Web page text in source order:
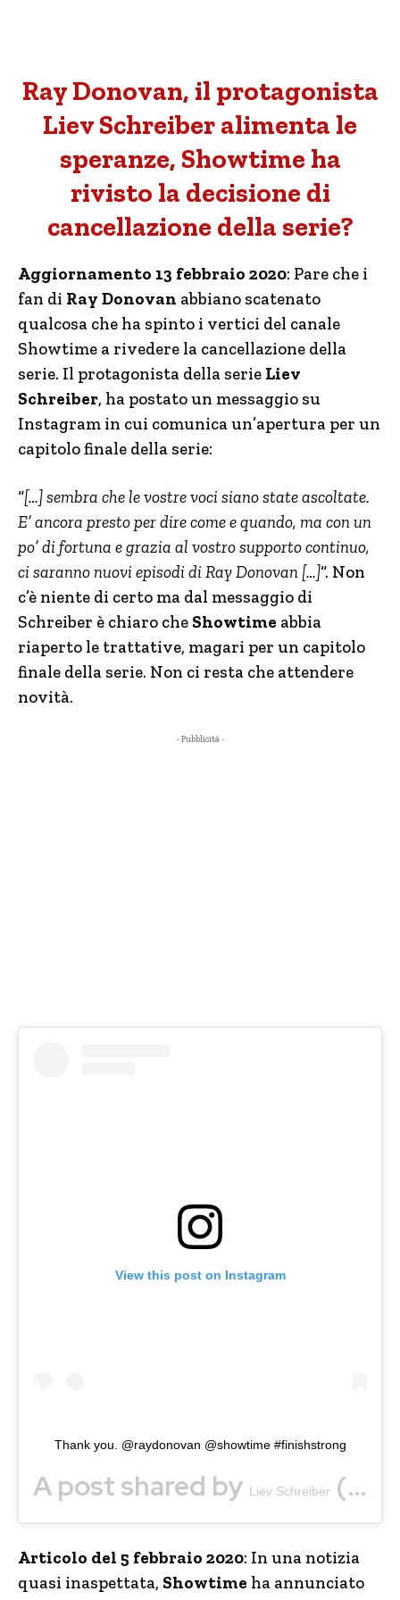
Ray Donovan, il protagonista
Liev Schreiber alimenta le
speranze, Showtime ha
rivisto la decisione di
cancellazione della serie?
Aggiornamento 13 febbraio 2020: Pare che i
fan di Ray Donovan abbiano scatenato
qualcosa che ha spinto i vertici del canale
Showtime a rivedere la cancellazione della
serie. Il protagonista della serie Liev
Schreiber, ha postato un messaggio su
Instagram in cui comunica un’apertura per un
capitolo finale della serie:
“[…] sembra che le vostre voci siano state ascoltate.
E’ ancora presto per dire come e quando, ma con un
po’ di fortuna e grazia al vostro supporto continuo,
ci saranno nuovi episodi di Ray Donovan […]“. Non
c’è niente di certo ma dal messaggio di
Schreiber è chiaro che Showtime abbia
riaperto le trattative, magari per un capitolo
finale della serie. Non ci resta che attendere
novità.
- Pubblicità -
View this post on Instagram
Thank you. @raydonovan @showtime #finishstrong
A post shared by Liev Schreiber (@lievschreiber) on
Articolo del 5 febbraio 2020: In una notizia
quasi inaspettata, Showtime ha annunciato